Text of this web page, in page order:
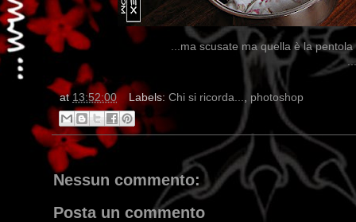
...ma scusate ma quella è la
at13:52:00 Labels: Chi si ricorda..., photoshop
Nessun commento:
Posta un commento